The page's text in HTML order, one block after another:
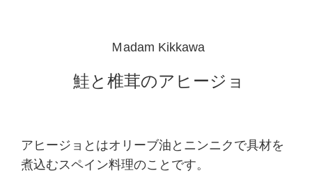
Ｍadam Kikkawa
鮭と椎茸のアヒージョ
アヒージョとはオリーブ油とニンニクで具材を
煮込むスペイン料理のことです。